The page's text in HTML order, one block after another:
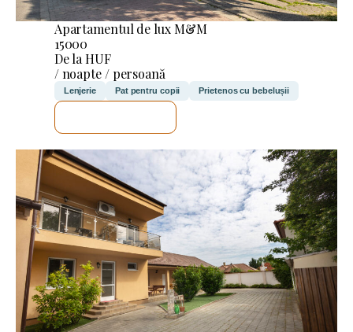
Apartamentul de lux M&M
15000
De la HUF
/ noapte / persoană
Lenjerie Pat pentru copii Prietenos cu bebelușii